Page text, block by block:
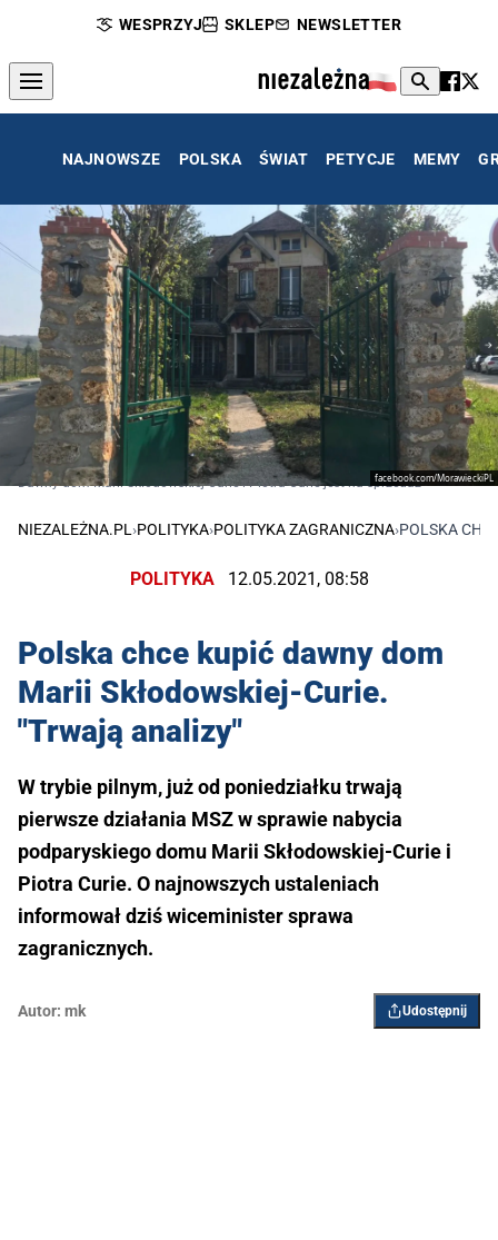
WESPRZYJ SKLEP NEWSLETTER
NAJNOWSZE POLSKA ŚWIAT PETYCJE MEMY
facebook.com/MorawieckiPL
Dawny dom Marii Skłodowskiej-Curie i Piotra Curie jest na sprzedaż
NIEZALEŻNA.PL ›POLITYKA›POLITYKA ZAGRANICZNA›POLSKA
POLITYKA 12.05.2021, 08:58
Polska chce kupić dawny dom
Marii Skłodowskiej-Curie.
"Trwają analizy"
W trybie pilnym, już od poniedziałku trwają
pierwsze działania MSZ w sprawie nabycia
podparyskiego domu Marii Skłodowskiej-Curie i
Piotra Curie. O najnowszych ustaleniach
informował dziś wiceminister sprawa
zagranicznych.
Autor: mk Udostępnij